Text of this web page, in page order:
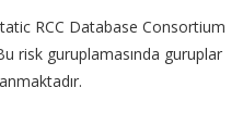
RCC Database Consortium
risk guruplamasında guruplar